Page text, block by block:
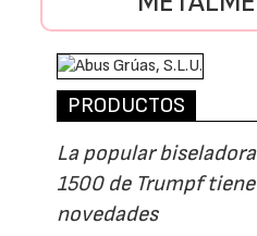
PRODUCTOS
La popular
1500 de Trumpf
novedades